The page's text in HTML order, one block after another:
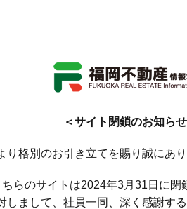
＜サイト閉鎖のお知ら
り格別のお引き立てを賜り誠にあ
ちらのサイトは2024年3月31日に閉
しまして、社員一同、深く感謝す